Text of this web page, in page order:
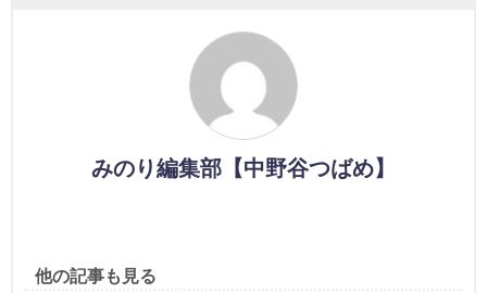
みのり編集部【中野谷つばめ】
他の記事も見る